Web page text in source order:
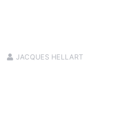
JACQUES HELLART